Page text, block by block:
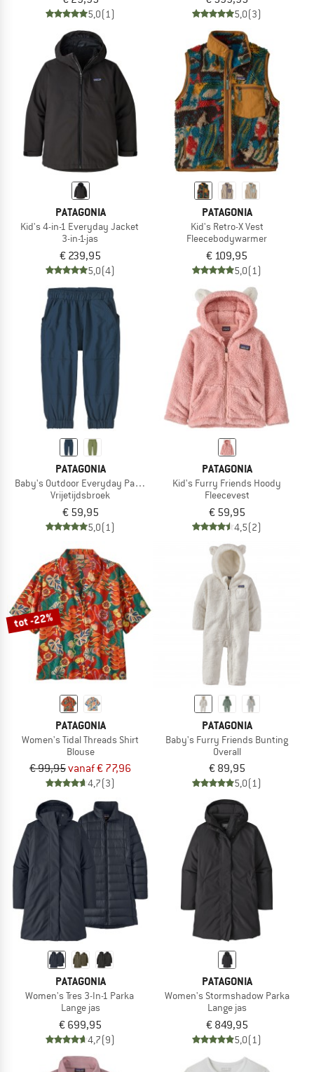
5,0(1) 5,0(3)
PATAGONIA
Kid's 4-in-1 Everyday Jacket
3-in-1-jas
€ 239,95
5,0(4)
PATAGONIA
Kid's Retro-X Vest
Fleecebodywarmer
€ 109,95
5,0(1)
PATAGONIA
Baby's Outdoor Everyday Pants
Vrijetijdsbroek
€ 59,95
5,0(1)
PATAGONIA
Kid's Furry Friends Hoody
Fleecevest
€ 59,95
4,5(2)
tot -22%
PATAGONIA
Women's Tidal Threads Shirt
Blouse
€ 99,95vanaf € 77,96
4,7(3)
PATAGONIA
Baby's Furry Friends Bunting
Overall
€ 89,95
5,0(1)
PATAGONIA
Women's Tres 3-In-1 Parka
Lange jas
€ 699,95
4,7(9)
PATAGONIA
Women's Stormshadow Parka
Lange jas
€ 849,95
5,0(1)